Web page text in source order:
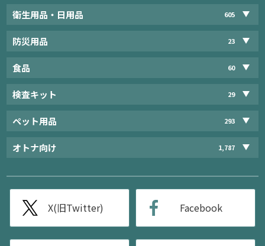
衛生用品・日用品 605
防災用品 23
食品 60
検査キット 29
ペット用品 293
オトナ向け 1,787
X(旧Twitter) Facebook